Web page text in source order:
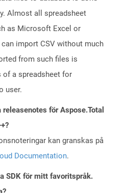
Almost all spreadsheet
as Microsoft Excel or
can import CSV without much
from such files is
of a spreadsheet for
user.
för Aspose.Total
kan granskas på
Documentation.
SDK för mitt favoritspråk.